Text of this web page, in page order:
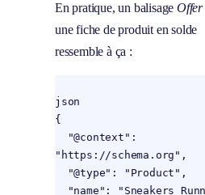
En pratique, un balisage Offer
une fiche de produit en solde
ressemble à ça :
json
{
"https://schema.org",